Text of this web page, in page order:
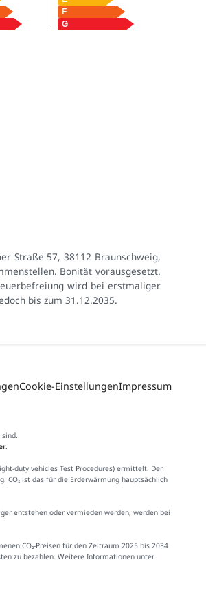
Straße 57, 38112 Braunschweig,
Bonität vorausgesetzt.
wird bei erstmaliger
bis zum 31.12.2035.
Cookie-EinstellungenImpressum
.
duty vehicles Test Procedures) ermittelt. Der
CO₂ ist das für die Erderwärmung hauptsächlich
entstehen oder vermieden werden, werden bei
CO₂-Preisen für den Zeitraum 2025 bis 2034
zu bezahlen. Weitere Informationen unter